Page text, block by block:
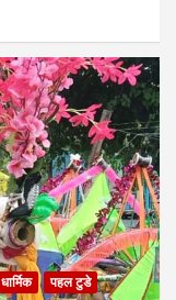
धार्मिक
पहल टुडे